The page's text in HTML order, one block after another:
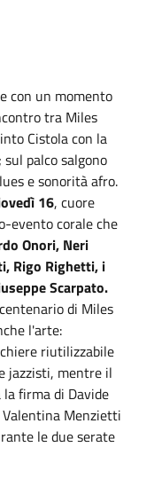
con un momento
tra Miles
Cistola con la
sul palco salgono
e sonorità afro.
16, cuore
evento corale che
Onori, Neri
Rigo Righetti, i
Scarpato.
di Miles
l'arte:
riutilizzabile
jazzisti, mentre il
firma di Davide
Menzietti
le due serate